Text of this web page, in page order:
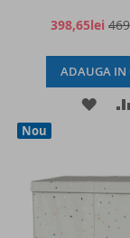
398,65lei
ADAUGA IN
DE
Nou